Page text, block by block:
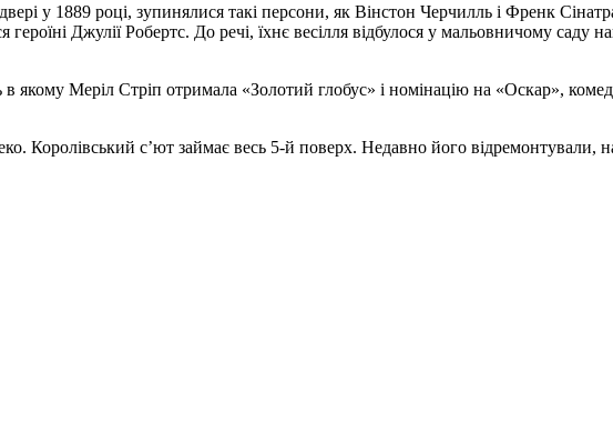
у 1889 році, зупинялися такі персони, як Вінстон Черчилль і Френк
Джулії Робертс. До речі, їхнє весілля відбулося у мальовничому саду
якому Меріл Стріп отримала «Золотий глобус» і номінацію на «Оскар»,
Королівський с’ют займає весь 5-й поверх. Недавно його